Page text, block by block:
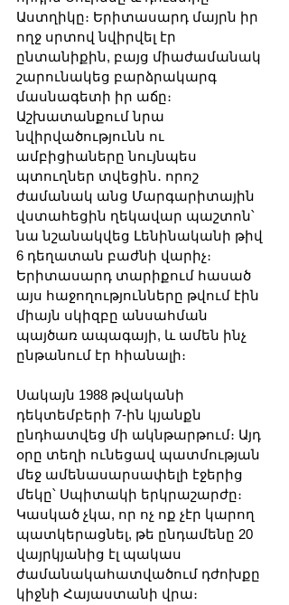
Աստղիկը։ Երիտասարդ մայրն իր
ողջ սրտով նվիրվել էր
ընտանիքին, բայց միաժամանակ
շարունակեց բարձրակարգ
մասնագետի իր աճը։
Աշխատանքում նրա
նվիրվածությունն ու
ամբիցիաները նույնպես
պտուղներ տվեցին․ որոշ
ժամանակ անց Մարգարիտային
վստահեցին ղեկավար պաշտոն՝
նա նշանակվեց Լենինականի թիվ
6 դեղատան բաժնի վարիչ։
Երիտասարդ տարիքում հասած
այս հաջողությունները թվում էին
միայն սկիզբը անսահման
պայծառ ապագայի, և ամեն ինչ
ընթանում էր հիանալի։
Սակայն 1988 թվականի
դեկտեմբերի 7-ին կյանքն
ընդհատվեց մի ակնթարթում։ Այդ
օրը տեղի ունեցավ պատմության
մեջ ամենասարսափելի էջերից
մեկը՝ Սպիտակի երկրաշարժը։
Կասկած չկա, որ ոչ ոք չէր կարող
պատկերացնել, թե ընդամենը 20
վայրկյանից էլ պակաս
ժամանակահատվածում դժոխքը
կիջնի Հայաստանի վրա։